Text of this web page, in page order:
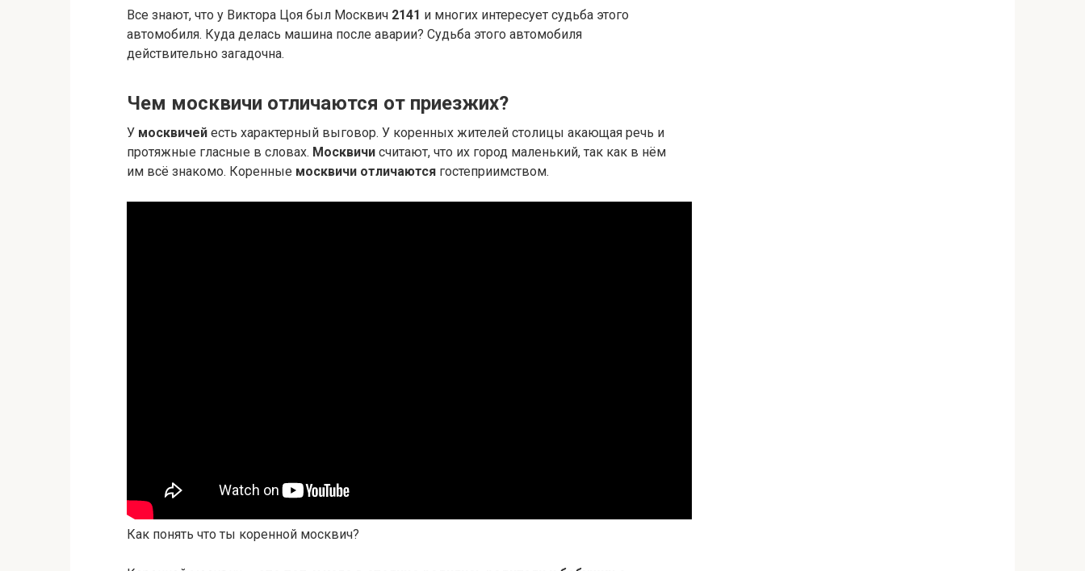
Все знают, что у Виктора Цоя был Москвич 2141 и многих интересует судьба этого
автомобиля. Куда делась машина после аварии? Судьба этого автомобиля
действительно загадочна.
Чем москвичи отличаются от приезжих?
У москвичей есть характерный выговор. У коренных жителей столицы акающая речь и
протяжные гласные в словах. Москвичи считают, что их город маленький, так как в нём
им всё знакомо. Коренные москвичи отличаются гостеприимством.
Как понять что ты коренной москвич?